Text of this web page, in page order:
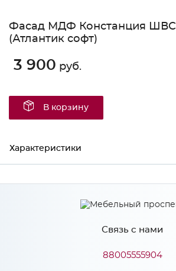
Фасад МДФ Констанция
(Атлантик софт)
3 900 руб.
В корзину
Характеристики
Производитель МиФ
Атлантик
Связь с нами
88005555904